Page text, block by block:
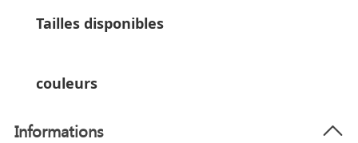
Tailles disponibles
couleurs
Informations